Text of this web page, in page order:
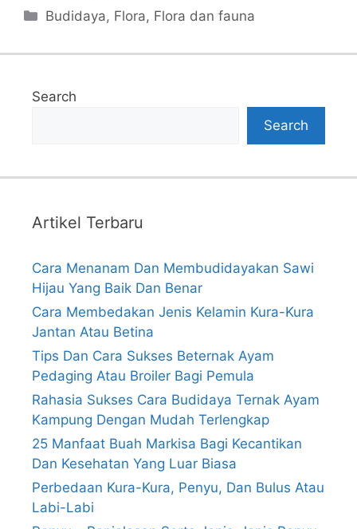
Categories
Budidaya, Flora, Flora dan fauna
Search
Search
Artikel Terbaru
Cara Menanam Dan Membudidayakan Sawi
Hijau Yang Baik Dan Benar
Cara Membedakan Jenis Kelamin Kura-Kura
Jantan Atau Betina
Tips Dan Cara Sukses Beternak Ayam
Pedaging Atau Broiler Bagi Pemula
Rahasia Sukses Cara Budidaya Ternak Ayam
Kampung Dengan Mudah Terlengkap
25 Manfaat Buah Markisa Bagi Kecantikan
Dan Kesehatan Yang Luar Biasa
Perbedaan Kura-Kura, Penyu, Dan Bulus Atau
Labi-Labi